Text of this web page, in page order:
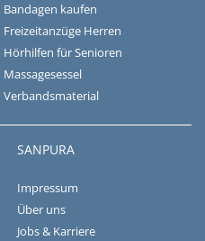
Bandagen kaufen
Freizeitanzüge Herren
Hörhilfen für Senioren
Massagesessel
Verbandsmaterial
SANPURA
Impressum
Über uns
Jobs & Karriere